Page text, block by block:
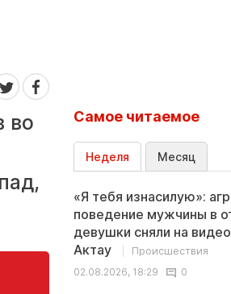
во
Самое читаемое
Неделя Месяц
«Я тебя изнасилую»:
поведение мужчины в
девушки сняли на
Актау
Происшествия
02.08.2026, 18:29
0